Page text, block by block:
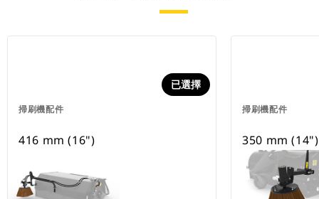
掃刷機配件
已選擇
416 mm (16")
掃刷機配件
350 mm (14")